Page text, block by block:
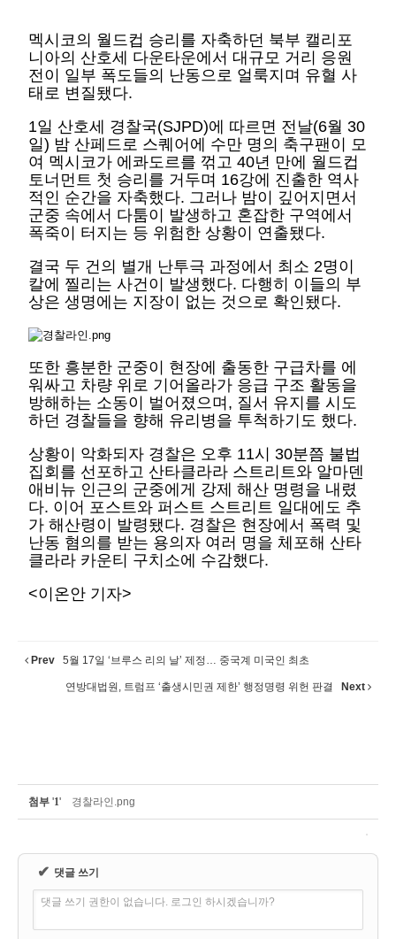
멕시코의 월드컵 승리를 자축하던 북부 캘리포
니아의 산호세 다운타운에서 대규모 거리 응원
전이 일부 폭도들의 난동으로 얼룩지며 유혈 사
태로 변질됐다.
1일 산호세 경찰국(SJPD)에 따르면 전날(6월 30
일) 밤 산페드로 스퀘어에 수만 명의 축구팬이 모
여 멕시코가 에콰도르를 꺾고 40년 만에 월드컵
토너먼트 첫 승리를 거두며 16강에 진출한 역사
적인 순간을 자축했다. 그러나 밤이 깊어지면서
군중 속에서 다툼이 발생하고 혼잡한 구역에서
폭죽이 터지는 등 위험한 상황이 연출됐다.
결국 두 건의 별개 난투극 과정에서 최소 2명이
칼에 찔리는 사건이 발생했다. 다행히 이들의 부
상은 생명에는 지장이 없는 것으로 확인됐다.
또한 흥분한 군중이 현장에 출동한 구급차를 에
워싸고 차량 위로 기어올라가 응급 구조 활동을
방해하는 소동이 벌어졌으며, 질서 유지를 시도
하던 경찰들을 향해 유리병을 투척하기도 했다.
상황이 악화되자 경찰은 오후 11시 30분쯤 불법
집회를 선포하고 산타클라라 스트리트와 알마덴
애비뉴 인근의 군중에게 강제 해산 명령을 내렸
다. 이어 포스트와 퍼스트 스트리트 일대에도 추
가 해산령이 발령됐다. 경찰은 현장에서 폭력 및
난동 혐의를 받는 용의자 여러 명을 체포해 산타
클라라 카운티 구치소에 수감했다.
<이온안 기자>
Prev 5월 17일 ‘브루스 리의 날’ 제정… 중국계 미국인 최초
연방대법원, 트럼프 ‘출생시민권 제한’ 행정명령 위헌 판결 Next
첨부 '1' 경찰라인.png
✔ 댓글 쓰기
댓글 쓰기 권한이 없습니다. 로그인 하시겠습니까?